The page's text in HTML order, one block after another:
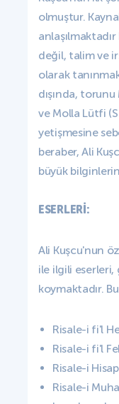
olmuştur.
değil, talim ve
olarak
dışında,
ve Molla Lütfi
yetişmesine
beraber, Ali
büyük
ESERLERİ:
Ali Kuşcu'nun
ile ilgili
koymaktadır.
Risale-i fi'l
Risale-i fi'l
Risale-i
Risale-i